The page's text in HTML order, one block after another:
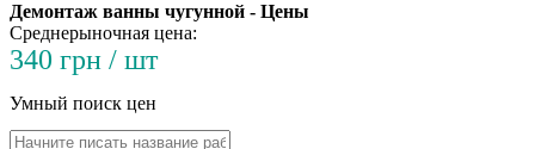
Демонтаж ванны чугунной - Цены
Среднерыночная цена:
340 грн / шт
Умный поиск цен